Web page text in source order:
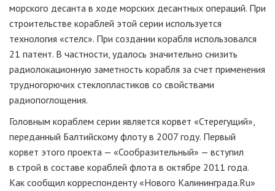
морского десанта в ходе морских десантных операций. При
строительстве кораблей этой серии используется
технология «стелс». При создании корабля использовался
21 патент. В частности, удалось значительно снизить
радиолокационную заметность корабля за счет применения
трудногорючих стеклопластиков со свойствами
радиопоглощения.
Головным кораблем серии является корвет «Стерегущий»,
переданный Балтийскому флоту в 2007 году. Первый
корвет этого проекта — «Сообразительный» — вступил
в строй в составе кораблей флота в октябре 2011 года.
Как сообщил корреспонденту «Нового Калининграда.Ru»